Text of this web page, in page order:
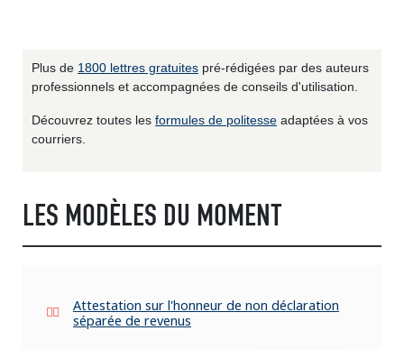
Plus de 1800 lettres gratuites pré-rédigées par des auteurs
professionnels et accompagnées de conseils d'utilisation.
Découvrez toutes les formules de politesse adaptées à vos
courriers.
LES MODÈLES DU MOMENT
Attestation sur l'honneur de non déclaration
séparée de revenus